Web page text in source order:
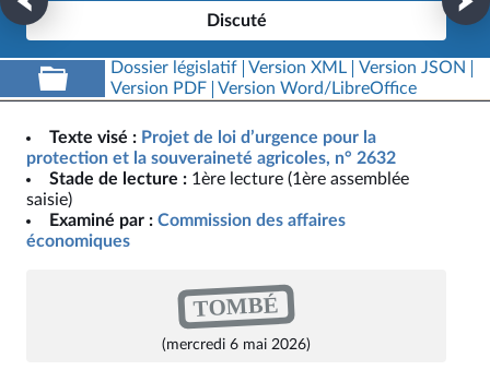
Discuté
Dossier législatif Version XML
Version JSON
Version PDF
Version Word/LibreOffice
Texte visé : Projet de loi d’urgence pour la
protection et la souveraineté agricoles, n° 2632
Stade de lecture : 1ère lecture (1ère assemblée
saisie)
Examiné par : Commission des affaires
économiques
TOMBÉ
(mercredi 6 mai 2026)